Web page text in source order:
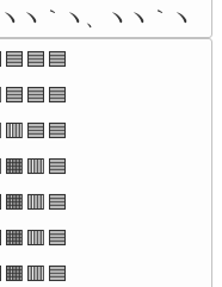
ヽ｀ヽ、ヽヽ｀ヽ